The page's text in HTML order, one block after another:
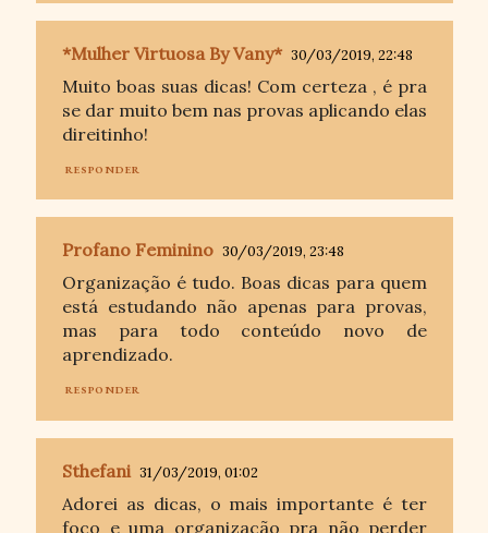
*Mulher Virtuosa By Vany* 30/03/2019, 22:48
Muito boas suas dicas! Com certeza , é pra
se dar muito bem nas provas aplicando elas
direitinho!
RESPONDER
Profano Feminino 30/03/2019, 23:48
Organização é tudo. Boas dicas para quem
está estudando não apenas para provas,
mas para todo conteúdo novo de
aprendizado.
RESPONDER
Sthefani 31/03/2019, 01:02
Adorei as dicas, o mais importante é ter
foco e uma organização pra não perder